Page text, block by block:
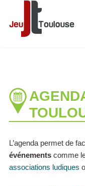
L’agenda permet de
événementscomme
associations ludiques